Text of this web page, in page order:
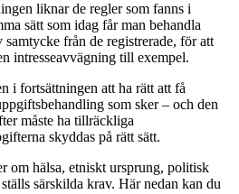
liknar de regler som fanns i
sätt som idag får man behandla
från de registrerade, för att
intresseavvägning till exempel.
i fortsättningen att ha rätt att få
som sker – och den
måste ha tillräckliga
skyddas på rätt sätt.
om hälsa, etniskt ursprung, politisk
särskilda krav. Här nedan kan du